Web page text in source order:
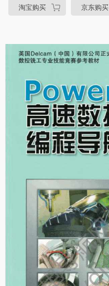
淘宝购买 京东购买